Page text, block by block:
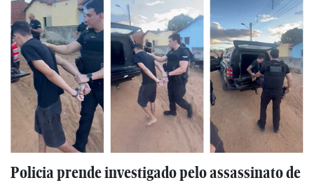
Policia prende investigado pelo assassinato de